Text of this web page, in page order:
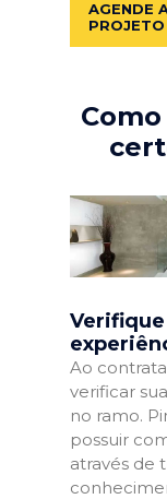
AGENDE
Ao
verificar
no ramo.
possuir
através de